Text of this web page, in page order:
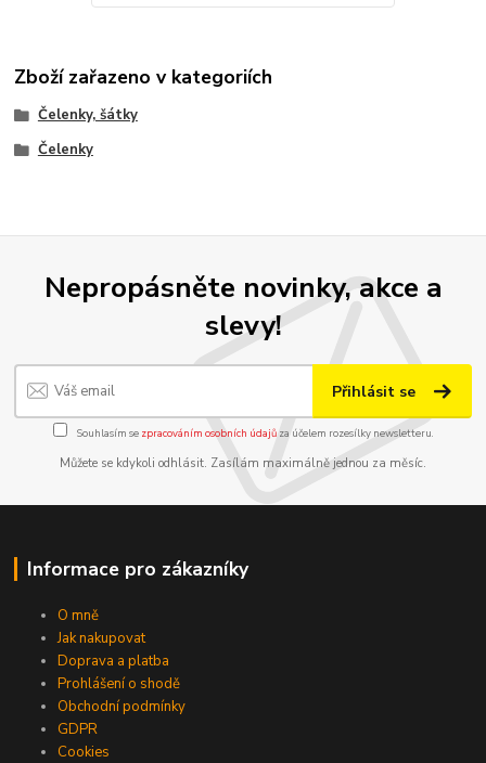
Zboží zařazeno v kategoriích
Čelenky, šátky
Čelenky
Nepropásněte novinky, akce a
slevy!
Přihlásit se
Souhlasím se zpracováním osobních údajůza účelem rozesílky newsletteru.
Můžete se kdykoli odhlásit. Zasílám maximálně jednou za měsíc.
Informace pro zákazníky
O mně
Jak nakupovat
Doprava a platba
Prohlášení o shodě
Obchodní podmínky
GDPR
Cookies